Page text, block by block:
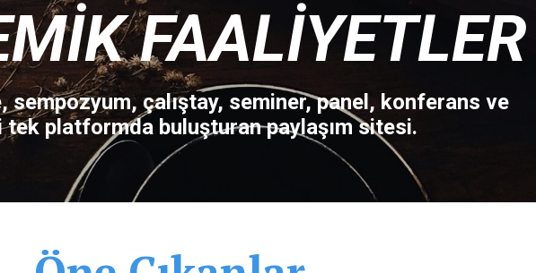
FAALIYETLER
sempozyum, çalıştay, seminer, panel, konferans ve
platformda buluşturan paylaşım sitesi.